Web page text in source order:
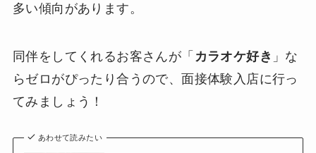
多い傾向があります。
同伴をしてくれるお客さんが「 カラオケ好き 」な
らゼロがぴったり合うので、面接体験入店に行っ
てみましょう！
あわせて読みたい